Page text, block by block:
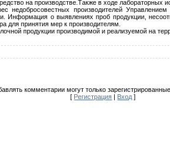
на производстве.Также в ходе
недобросовестных производителей
Информация о выявлениях проб продукции,
для принятия мер к производителям.
продукции производимой и реализуемой на
комментарии могут только
[ Регистрация Вход ]